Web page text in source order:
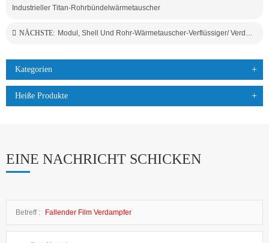
Industrieller Titan-Rohrbündelwärmetauscher
NÄCHSTE: Modul, Shell Und Rohr-Wärmetauscher-Verflüssiger/ Verdampfer, Hohe Festigkeit, Anti-Korrosions-Kühler-Einheit Für Die Chemische Industrie Verwendung
Kategorien
Heiße Produkte
EINE NACHRICHT SCHICKEN
Betreff : Fallender Film Verdampfer